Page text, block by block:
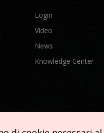
Login
Video
News
Knowledge Center